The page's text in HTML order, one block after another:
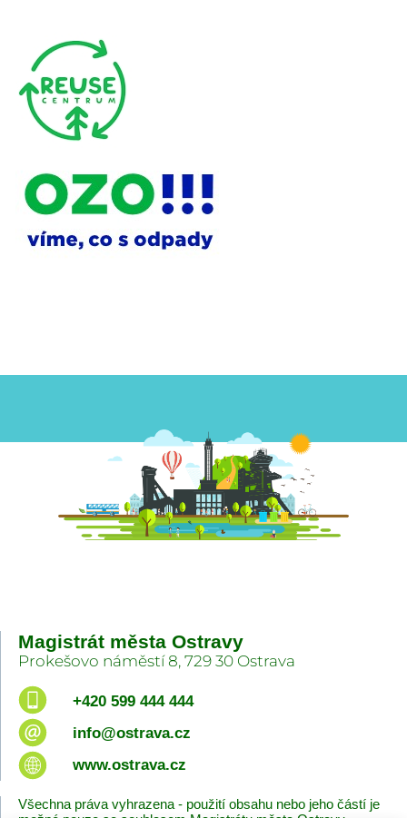
Magistrát města Ostravy
Prokešovo náměstí 8, 729 30 Ostrava
+420 599 444 444
info@ostrava.cz
www.ostrava.cz
Všechna práva vyhrazena - použití obsahu nebo jeho částí je